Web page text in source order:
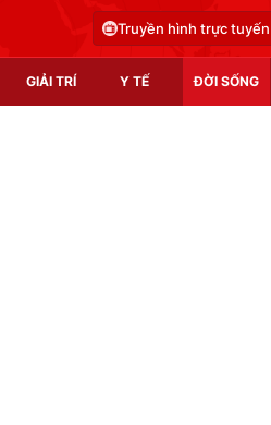
Truyền hình trực tuyến
GIẢI TRÍ Y TẾ ĐỜI SỐNG